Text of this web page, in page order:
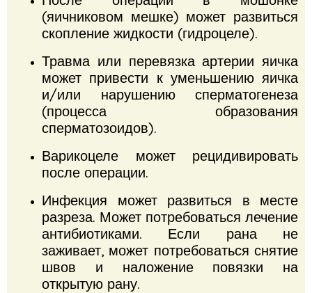
(яичниковом мешке) может развиться
скопление жидкости (гидроцеле).
Травма или перевязка артерии яичка
может привести к уменьшению яичка
и/или нарушению сперматогенеза
(процесса образования
сперматозоидов).
Варикоцеле может рецидивировать
после операции.
Инфекция может развиться в месте
разреза. Может потребоваться лечение
антибиотиками. Если рана не
заживает, может потребоваться снятие
швов и наложение повязки на
открытую рану.